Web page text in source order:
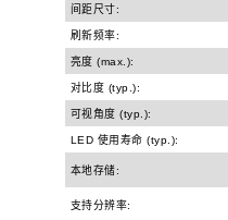
间距尺寸:
刷新频率:
亮度 (max.):
对比度 (typ.):
可视角度 (typ.):
LED 使用寿命 (typ.):
本地存储:
支持分辨率: